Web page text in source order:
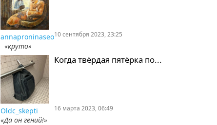
annaproninaseo
«круто»
10 сентября 2023, 23:25
Когда твёрдая пятёрка по...
Oldc_skepti
«Да он гений!»
16 марта 2023, 06:49